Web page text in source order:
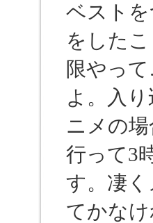
ベスト
をした
限やっ
よ。入
ニメの
行って3
す。凄
てかな